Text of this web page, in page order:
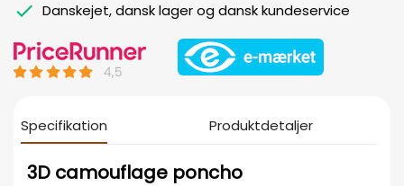
Danskejet, dansk lager og dansk kundeservice
Specifikation Produktdetaljer
3D camouflage poncho